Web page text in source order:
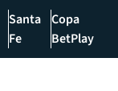
Santa
Fe
Copa
BetPlay